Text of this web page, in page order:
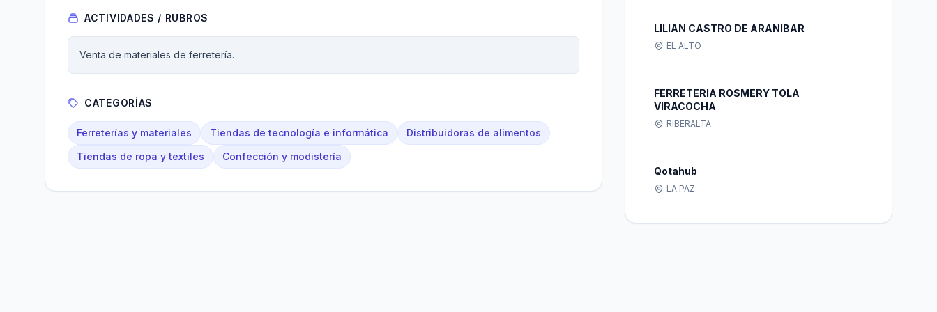
ACTIVIDADES / RUBROS
Venta de materiales de ferretería.
CATEGORÍAS
Ferreterías y materiales Tiendas de tecnología e informática
Distribuidoras de alimentos
Tiendas de ropa y textiles
Confección y modistería
LILIAN CASTRO DE ARANIBAR
EL ALTO
FERRETERIA ROSMERY TOLA
VIRACOCHA
RIBERALTA
Qotahub
LA PAZ